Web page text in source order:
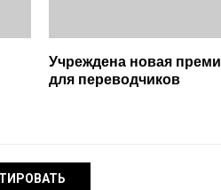
Учреждена новая
для переводчиков